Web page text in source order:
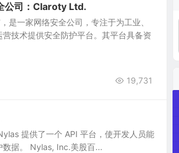
公司：Claroty Ltd.
一家网络安全公司，专注于为工业、
技术提供安全防护平台。其平台具备资
19,731
提供了一个 API 平台，使开发人员能
数据。 Nylas, Inc.美股百...